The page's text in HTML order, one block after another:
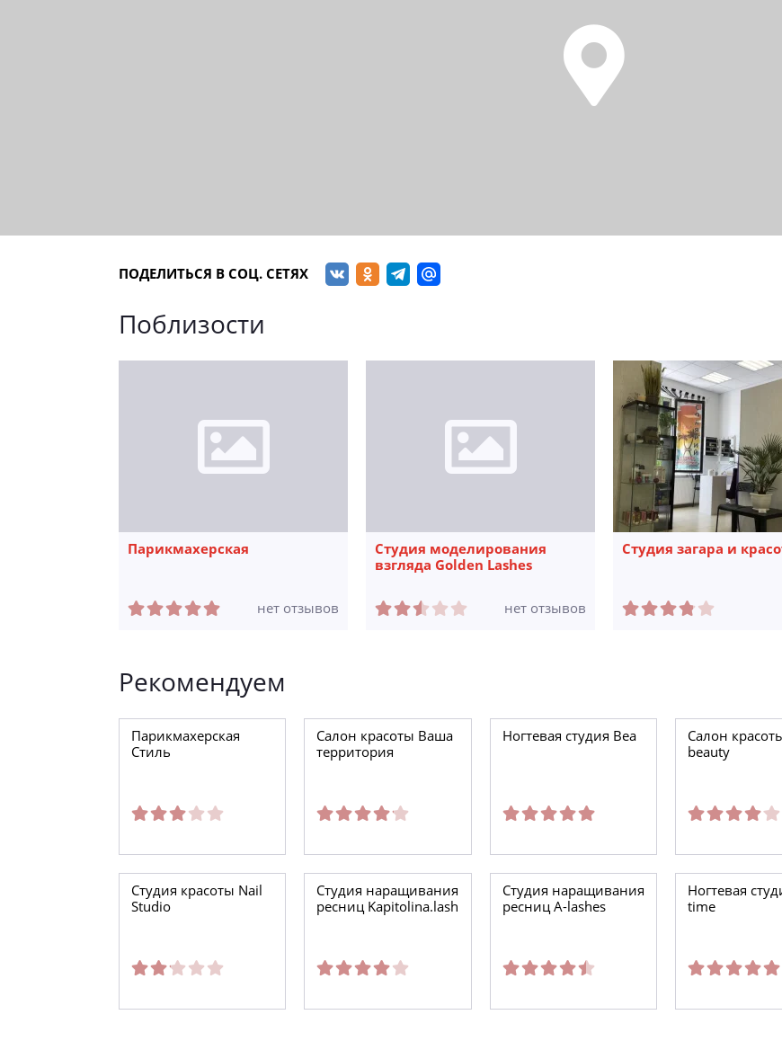
ПОДЕЛИТЬСЯ В СОЦ. СЕТЯХ
Поблизости
Парикмахерская
нет отзывов
Студия моделирования
взгляда Golden Lashes
нет отзывов
Студия загара и
Рекомендуем
Парикмахерская
Стиль
Салон красоты Ваша
территория
Ногтевая студия Bea
Салон
beauty
Студия красоты Nail
Studio
Студия наращивания
ресниц Kapitolina.lash
Студия наращивания
ресниц A-lashes
Ногтевая
time